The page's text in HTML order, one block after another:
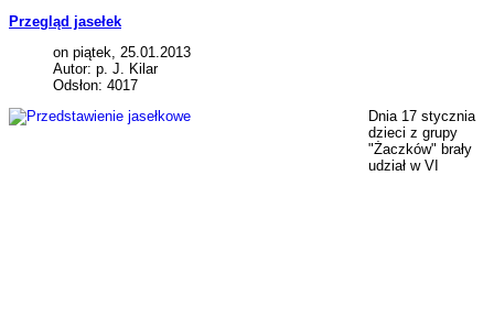
Przegląd jasełek
on piątek, 25.01.2013
Autor: p. J. Kilar
Odsłon: 4017
Dnia 17 stycznia
dzieci z grupy
"Żaczków" brały
udział w VI